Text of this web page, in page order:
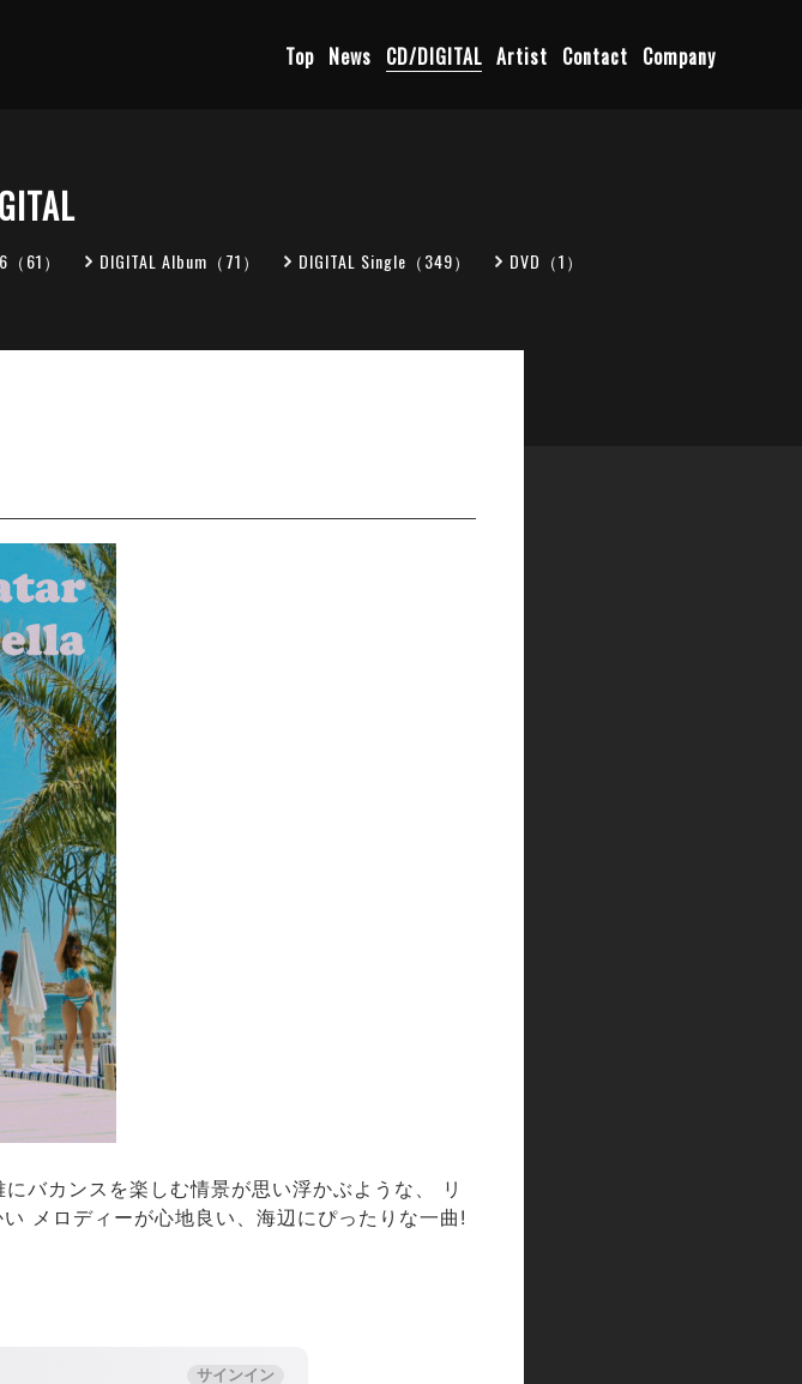
Top News CD/DIGITAL Artist Contact Company
61） DIGITAL Album（71） DIGITAL Single（349） DVD（1）
バカンスを楽しむ情景が思い浮かぶような、 リ
メロディーが⼼地良い、海辺にぴったりな⼀曲!